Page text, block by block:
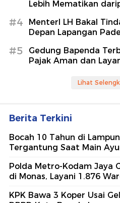
Lebih Mematikan
#4
MenterI LH Bakal
Depan Lapangan
#5
Gedung Bapenda
Pajak Aman dan
Lihat
Berita Terkini
Bocah 10 Tahun di
Tergantung Saat Main
Polda Metro-Kodam Jaya
di Monas, Layani 1.876
KPK Bawa 3 Koper Usai